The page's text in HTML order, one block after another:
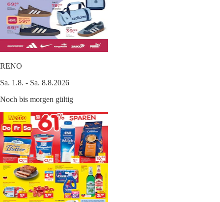
RENO
Sa. 1.8. - Sa. 8.8.2026
Noch bis morgen gültig